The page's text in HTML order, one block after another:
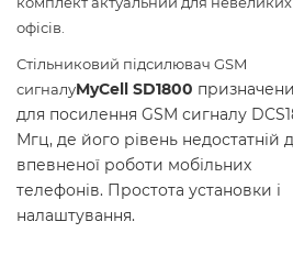
офісів.
Стільниковий підсилювач GSM
сигналуMyCell SD1800
для посилення GSM сигналу
Мгц, де його рівень недостатній
впевненої роботи мобільних
телефонів. Простота установки і
налаштування.